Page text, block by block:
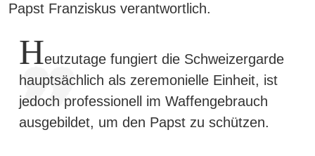
Papst Franziskus verantwortlich.
Heutzutage fungiert die Schweizergarde
hauptsächlich als zeremonielle Einheit, ist
jedoch professionell im Waffengebrauch
ausgebildet, um den Papst zu schützen.